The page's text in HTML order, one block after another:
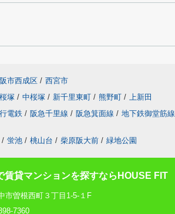
市西成区 / 西宮市
塚 / 中桜塚 / 新千里東町 / 熊野町 / 上新田
電鉄 / 阪急千里線 / 阪急箕面線 / 地下鉄御堂筋線
/ 蛍池 / 桃山台 / 柴原阪大前 / 緑地公園
賃貸マンションを探すならHOUSE FIT
市曽根西町３丁目1-5-１F
7360